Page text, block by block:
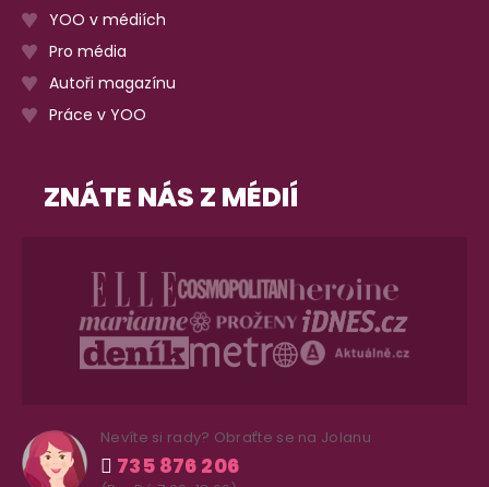
YOO v médiích
Pro média
Autoři magazínu
Práce v YOO
ZNÁTE NÁS Z MÉDIÍ
Nevíte si rady? Obraťte se na Jolanu
735 876 206